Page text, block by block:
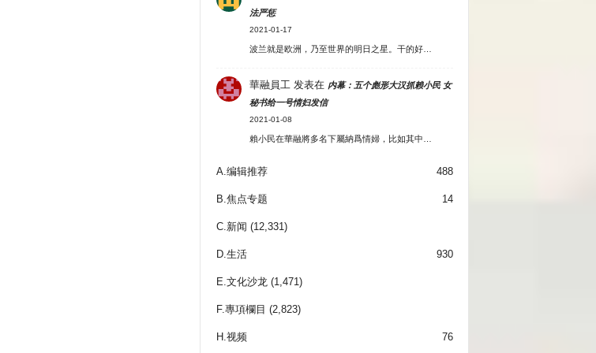
法严惩
2021-01-17
波兰就是欧洲，乃至世界的明日之星。干的好…
華融員工 发表在 内幕：五个彪形大汉抓赖小民 女
秘书给一号情妇发信
2021-01-08
賴小民在華融將多名下屬納爲情婦，比如其中…
A.编辑推荐 488
B.焦点专题 14
C.新闻 (12,331)
D.生活 930
E.文化沙龙 (1,471)
F.專項欄目 (2,823)
H.视频 76